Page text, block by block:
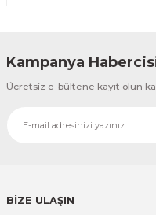
Kampanya
Ücretsiz e-bültene kayıt olun
BİZE ULAŞIN